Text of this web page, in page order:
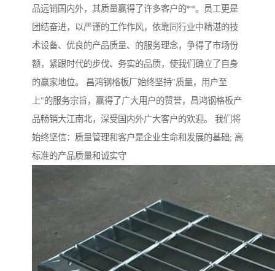
品远销国内外，其质量赢得了许多客户的**。员工更是
团结奋进，以严谨的工作作风，依靠同行业中精湛的技
术设备、优良的产品质量、的服务理念，争得了市场份
额，紧跟时代的步伐、务实的品质，使我们确立了自身
的赢家地位。 昌鸿钢格板厂始终坚持"质量，用户至
上"的服务宗旨，赢得了广大用户的赞誉，昌鸿钢格板产
品畅销大江南北，深受国内外广大客户的欢迎。 我们将
始终坚信：质量管理和客户是企业生命和发展的基础; 高
标准的产品质量和诚实守